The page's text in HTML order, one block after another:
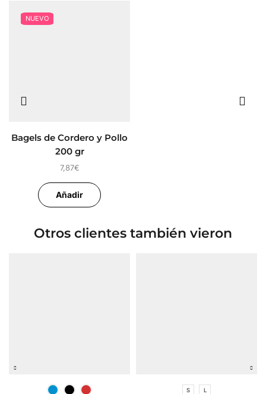
NUEVO
Bagels de Cordero y Pollo
200 gr
7,87€
Añadir
Otros clientes también vieron
S L